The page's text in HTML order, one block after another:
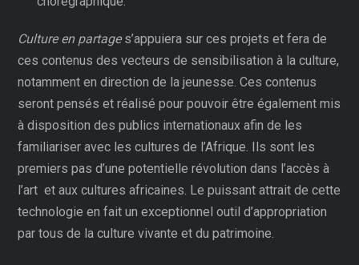
Culture en partages’appuiera sur ces projets et fera de
ces contenus des vecteurs de sensibilisation à la culture,
notamment en direction de la jeunesse. Ces contenus
seront pensés et réalisé pour pouvoir être également mis
à disposition des publics internationaux afin de les
familiariser avec les cultures de l’Afrique. Ils sont les
premiers pas d’une potentielle révolution dans l’accès à
l’art et aux cultures africaines. Le puissant attrait de cette
technologie en fait un exceptionnel outil d’appropriation
par tous de la culture vivante et du patrimoine.